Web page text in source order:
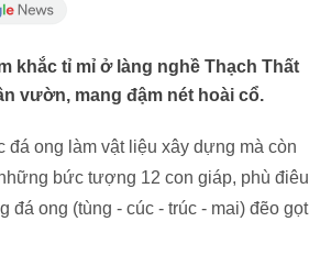
khắc tỉ mỉ ở làng nghề Thạch Thất
vườn, mang đậm nét hoài cổ.
ong làm vật liệu xây dựng mà còn
bức tượng 12 con giáp, phù điêu
đá ong (tùng - cúc - trúc - mai) đẽo gọt